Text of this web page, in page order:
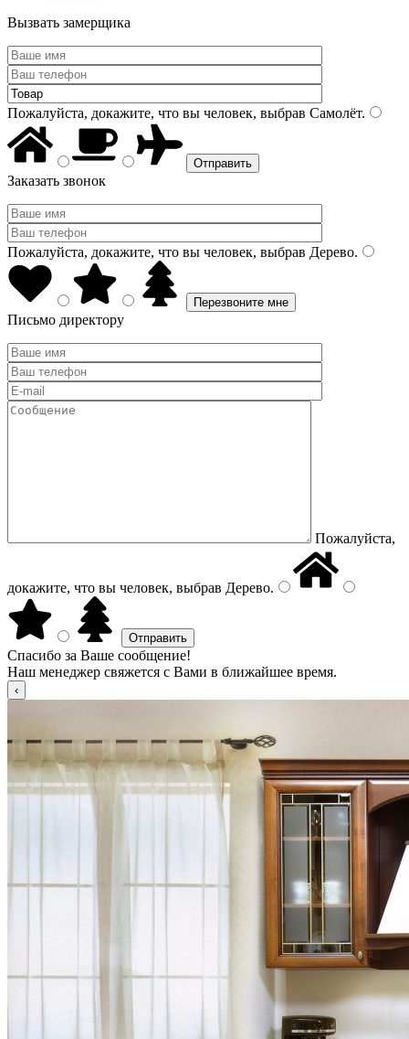
Вызвать замерщика
Пожалуйста, докажите, что вы человек, выбрав Самолёт.
Заказать звонок
Пожалуйста, докажите, что вы человек, выбрав Дерево.
Письмо директору
Пожалуйста,
докажите, что вы человек, выбрав Дерево.
Спасибо за Ваше сообщение!
Наш менеджер свяжется с Вами в ближайшее время.